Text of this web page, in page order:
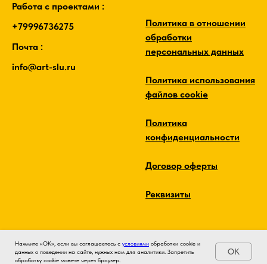
Нажмите «ОК», если вы соглашаетесь с условиями обработки cookie и
данных о поведении на сайте, нужных нам для аналитики. Запретить
обработку cookie можете через браузер.
OK
Работа с проектами :
+79996736275
Почта :
info@art-slu.ru
Политика в отношении
обработки
персональных данных
Политика использования
файлов cookie
Политика
конфиденциальности
Договор оферты
Реквизиты